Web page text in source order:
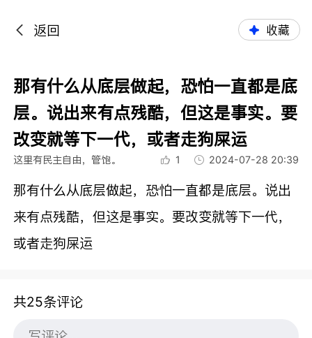
返回 收藏
那有什么从底层做起，恐怕一直都是底
层。说出来有点残酷，但这是事实。要
改变就等下一代，或者走狗屎运
这里有民主自由，管饱。 1 2024-07-28 20:39
那有什么从底层做起，恐怕一直都是底层。说出
来有点残酷，但这是事实。要改变就等下一代，
或者走狗屎运
共25条评论